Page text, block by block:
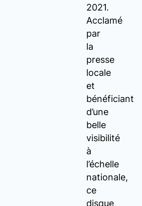
2021.
Acclamé
par
la
presse
locale
et
bénéficiant
d’une
belle
visibilité
à
l’échelle
nationale,
ce
disque